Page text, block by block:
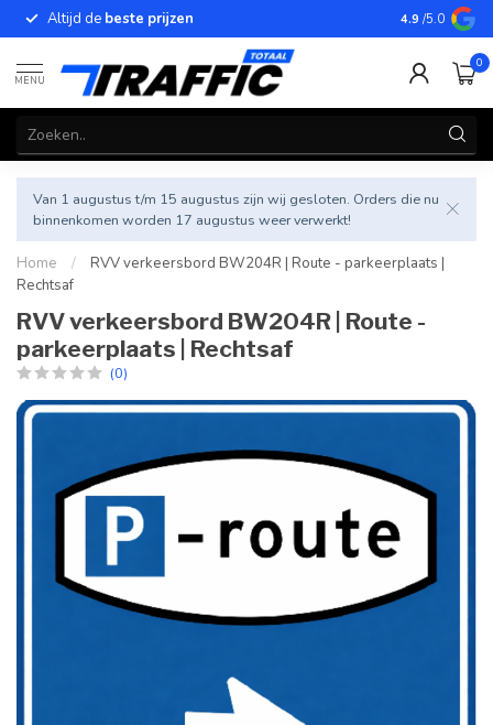
Altijd de beste prijzen Betrouwbare
4.9 /5.0
MENU
0
Van 1 augustus t/m 15 augustus zijn wij gesloten. Orders die nu
binnenkomen worden 17 augustus weer verwerkt!
Home /
RVV verkeersbord BW204R | Route - parkeerplaats |
Rechtsaf
RVV verkeersbord BW204R | Route -
parkeerplaats | Rechtsaf
(0)